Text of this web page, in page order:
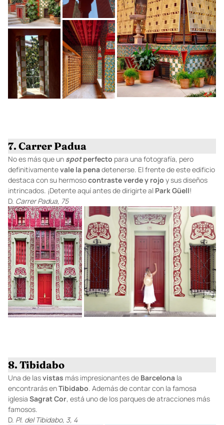
7. Carrer Padua
No es más que un spotperfecto para una fotografía, pero
definitivamentevale la penadetenerse. El frente de este edificio
destaca con su hermosocontrasteverdey rojo y sus diseños
intrincados. ¡Detente aquí antes de dirigirte al ParkGüell!
D. Carrer Padua, 75
8. Tibidabo
Una de lasvistas más impresionantes de Barcelona la
encontrarás enTibidabo. Además de contar con la famosa
iglesia SagratCor, está uno de los parques de atracciones más
famosos.
D. Pl. del Tibidabo, 3, 4